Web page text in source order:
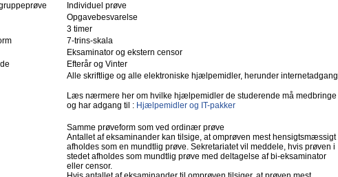
Individuel prøve
Opgavebesvarelse
3 timer
7-trins-skala
Eksaminator og ekstern censor
Efterår og Vinter
Alle skriftlige og alle elektroniske hjælpemidler, herunder internetadgang
Læs nærmere her om hvilke hjælpemidler de studerende må medbringe
og har adgang til : Hjælpemidler og IT-pakker
Samme prøveform som ved ordinær prøve
Antallet af eksaminander kan tilsige, at omprøven mest hensigtsmæssigt
afholdes som en mundtlig prøve. Sekretariatet vil meddele, hvis prøven i
stedet afholdes som mundtlig prøve med deltagelse af bi-eksaminator
eller censor.